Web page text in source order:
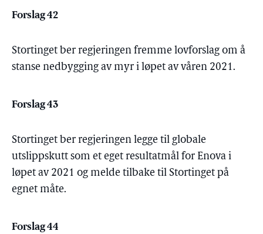
Forslag 42
Stortinget ber regjeringen fremme lovforslag om å
stanse nedbygging av myr i løpet av våren 2021.
Forslag 43
Stortinget ber regjeringen legge til globale
utslippskutt som et eget resultatmål for Enova i
løpet av 2021 og melde tilbake til Stortinget på
egnet måte.
Forslag 44